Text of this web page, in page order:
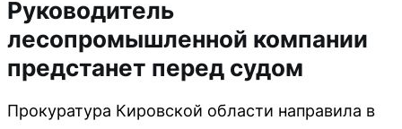
Руководитель
лесопромышленной компании
предстанет перед судом
Прокуратура Кировской области направила в